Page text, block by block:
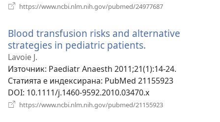
https://www.ncbi.nlm.nih.gov/pubmed/24977687
Blood transfusion risks and alternative
strategies in pediatric patients.
прозорец)
Lavoie J.
Източник‎: Paediatr Anaesth 2011;21(1):14-24.
Статията е индексирана‎: PubMed 21155923
DOI‎: 10.1111/j.1460-9592.2010.03470.x
https://www.ncbi.nlm.nih.gov/pubmed/21155923